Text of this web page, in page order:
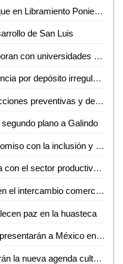
Muere padre de familia tras choque en Libramiento Poniente; su hijo continúa grave
de San Luis
Especialistas de la UASLP colaboran con universidades de Estados Unidos en investigación sobre chikungunya
Gobierno municipal atiende denuncia por depósito irregular de basura en Villas del Real de Santiago
Rastro municipal continúa con acciones preventivas y de concientización contra el gusano barrenador del ganado
plano a Galindo
Ciudad Valles reafirma su compromiso con la inclusión y el respeto a la diversidad
Gobierno estatal fortalece alianza con el sector productivo para impulsar crecimiento económico
Nuevas rutas de Volaris fortalecen el intercambio comercial y turístico de San Luis Potosí
paz en la huasteca
¡Orgullo huasteco! Cobach 06 representarán a México en Brasil
Huapango, danza y arte local serán la nueva agenda cultural en Ciudad Valles